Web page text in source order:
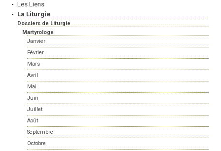
Les Liens
La Liturgie
Dossiers de Liturgie
Martyrologe
Janvier
Février
Mars
Avril
Mai
Juin
Juillet
Août
Septembre
Octobre